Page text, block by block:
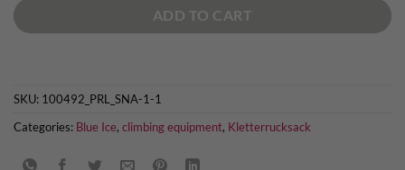
ADD TO CART
SKU: 100492_PRL_SNA-1-1
Categories: Blue Ice, climbing equipment, Kletterrucksack